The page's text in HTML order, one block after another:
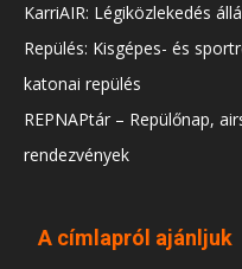
KarriAIR: Légiközlekedés
Repülés: Kisgépes- és
katonai repülés
REPNAPtár – Repülőnap,
rendezvények
A címlapról ajánljuk